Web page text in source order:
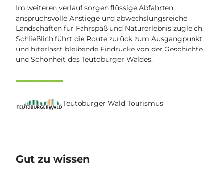
Im weiteren verlauf sorgen flüssige Abfahrten,
anspruchsvolle Anstiege und abwechslungsreiche
Landschaften für Fahrspaß und Naturerlebnis zugleich.
Schließlich führt die Route zurück zum Ausgangpunkt
und hiterlässt bleibende Eindrücke von der Geschichte
und Schönheit des Teutoburger Waldes.
Teutoburger Wald Tourismus
Gut zu wissen